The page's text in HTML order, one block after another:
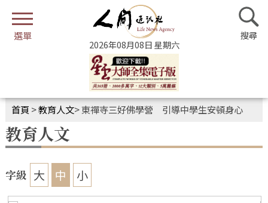
2026年08月08日 星期六
首頁 >教育人文>東禪寺三好佛學營 引導中學生安頓身心
教育人文
字級 大 中 小